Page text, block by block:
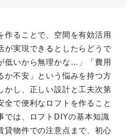
作ることで、空間を有効活用
が実現できるとしたらどうで
低いから無理かな…」「費用
か不安」という悩みを持つ方
かし、正しい設計と工夫次第
全で便利なロフトを作ること
では、ロフトDIYの基本知識
貸物件での注意点まで、初心